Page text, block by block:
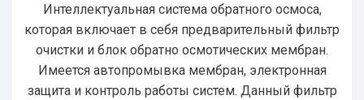
Интеллектуальная система обратного осмоса,
которая включает в себя предварительный фильтр
очистки и блок обратно осмотических мембран.
Имеется автопромывка мембран, электронная
защита и контроль работы систем. Данный фильтр